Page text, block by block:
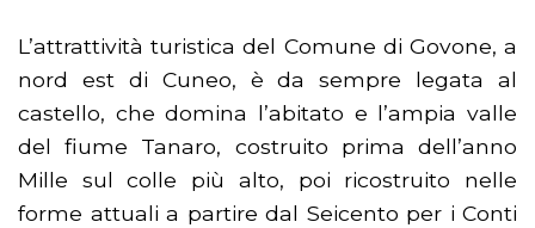
L’attrattività turistica del Comune di Govone, a
nord est di Cuneo, è da sempre legata al
castello, che domina l’abitato e l’ampia valle
del fiume Tanaro, costruito prima dell’anno
Mille sul colle più alto, poi ricostruito nelle
forme attuali a partire dal Seicento per i Conti